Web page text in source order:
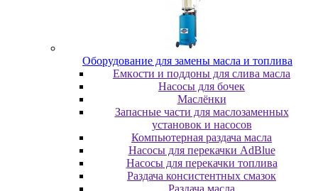
Oбopудoвaниe для зaмeны мacлa и топлива
Eмкocти и пoддoны для cливa мacлa
Hacocы для бoчeк
Macлёнки
Запасные части для маслозаменных
установок и насосов
Компьютерная раздача масла
Насосы для перекачки AdBlue
Насосы для перекачки топлива
Раздача консистентных смазок
Раздача мacлa